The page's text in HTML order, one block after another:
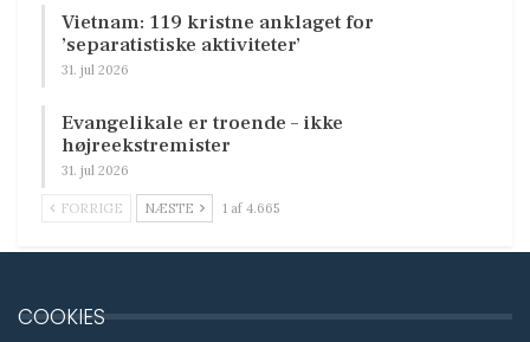
Vietnam: 119 kristne anklaget for
’separatistiske aktiviteter’
31. jul 2026
Evangelikale er troende – ikke
højreekstremister
31. jul 2026
FORRIGE NÆSTE 1 af 4.665
COOKIES